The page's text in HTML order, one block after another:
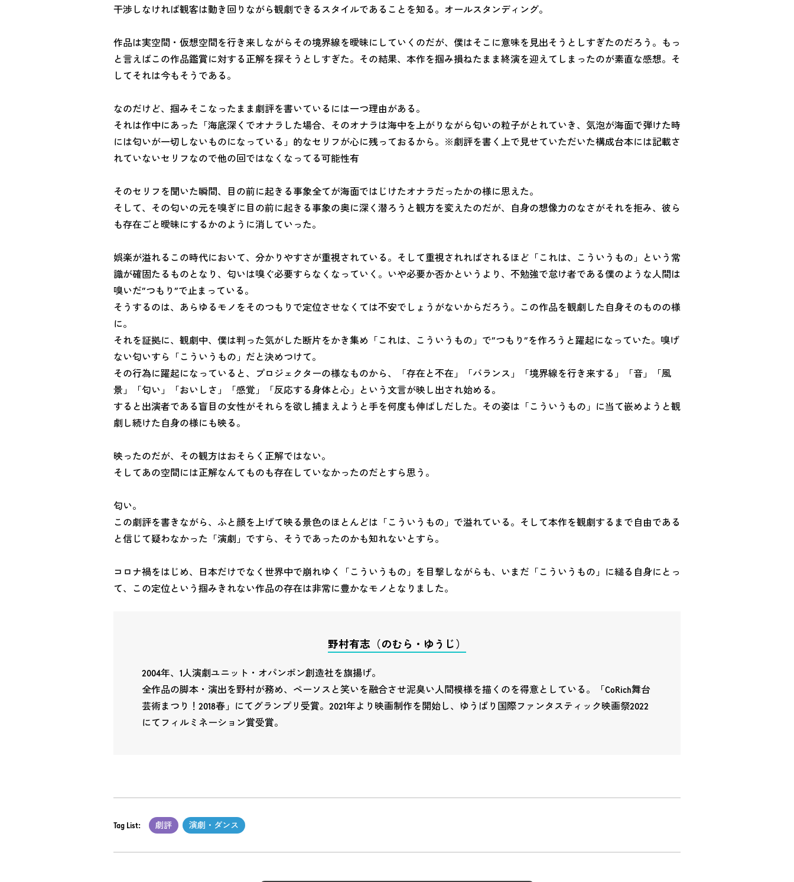
干渉しなければ観客は動き回りながら観劇できるスタイルであることを知る。オールスタンディング。
作品は実空間・仮想空間を行き来しながらその境界線を曖昧にしていくのだが、僕はそこに意味を見出そうとしすぎたのだろう。もっ
と言えばこの作品鑑賞に対する正解を探そうとしすぎた。その結果、本作を掴み損ねたまま終演を迎えてしまったのが素直な感想。そ
してそれは今もそうである。
なのだけど、掴みそこなったまま劇評を書いているには一つ理由がある。
それは作中にあった「海底深くでオナラした場合、そのオナラは海中を上がりながら匂いの粒子がとれていき、気泡が海面で弾けた時
には匂いが一切しないものになっている」的なセリフが心に残っておるから。※劇評を書く上で見せていただいた構成台本には記載さ
れていないセリフなので他の回ではなくなってる可能性有
そのセリフを聞いた瞬間、目の前に起きる事象全てが海面ではじけたオナラだったかの様に思えた。
そして、その匂いの元を嗅ぎに目の前に起きる事象の奥に深く潜ろうと観方を変えたのだが、自身の想像力のなさがそれを拒み、彼ら
も存在ごと曖昧にするかのように消していった。
娯楽が溢れるこの時代において、分かりやすさが重視されている。そして重視されればされるほど「これは、こういうもの」という常
識が確固たるものとなり、匂いは嗅ぐ必要すらなくなっていく。いや必要か否かというより、不勉強で怠け者である僕のような人間は
嗅いだ”つもり”で止まっている。
そうするのは、あらゆるモノをそのつもりで定位させなくては不安でしょうがないからだろう。この作品を観劇した自身そのものの様
に。
それを証拠に、観劇中、僕は判った気がした断片をかき集め「これは、こういうもの」で”つもり”を作ろうと躍起になっていた。嗅げ
ない匂いすら「こういうもの」だと決めつけて。
その行為に躍起になっていると、プロジェクターの様なものから、「存在と不在」「バランス」「境界線を行き来する」「音」「風
景」「匂い」「おいしさ」「感覚」「反応する身体と心」という文言が映し出され始める。
すると出演者である盲目の女性がそれらを欲し捕まえようと手を何度も伸ばしだした。その姿は「こういうもの」に当て嵌めようと観
劇し続けた自身の様にも映る。
映ったのだが、その観方はおそらく正解ではない。
そしてあの空間には正解なんてものも存在していなかったのだとすら思う。
匂い。
この劇評を書きながら、ふと顔を上げて映る景色のほとんどは「こういうもの」で溢れている。そして本作を観劇するまで自由である
と信じて疑わなかった「演劇」ですら、そうであったのかも知れないとすら。
コロナ禍をはじめ、日本だけでなく世界中で崩れゆく「こういうもの」を目撃しながらも、いまだ「こういうもの」に縋る自身にとっ
て、この定位という掴みきれない作品の存在は非常に豊かなモノとなりました。
野村有志（のむら・ゆうじ）
2004年、1人演劇ユニット・オパンポン創造社を旗揚げ。
全作品の脚本・演出を野村が務め、ペーソスと笑いを融合させ泥臭い人間模様を描くのを得意としている。「CoRich舞台
芸術まつり！2018春」にてグランプリ受賞。2021年より映画制作を開始し、ゆうばり国際ファンタスティック映画祭2022
にてフィルミネーション賞受賞。
Tag List: 劇評 演劇・ダンス